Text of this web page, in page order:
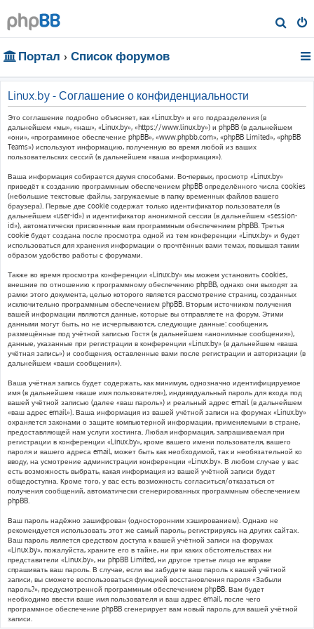
о
Портал Список форумов
Linux.by - Соглашение о конфиденциальности
Это соглашение подробно объясняет, как «Linux.by» и его подразделения (в
дальнейшем «мы», «наш», «Linux.by», «https://www.linux.by») и phpBB (в дальнейшем
«они», «программное обеспечение phpBB», «www.phpbb.com», «phpBB Limited», «phpBB
Teams») используют информацию, полученную во время любой из ваших
пользовательских сессий (в дальнейшем «ваша информация»).
Ваша информация собирается двумя способами. Во-первых, просмотр «Linux.by»
приведёт к созданию программным обеспечением phpBB определённого числа cookies
(небольшие текстовые файлы, загружаемые в папку временных файлов вашего
браузера). Первые две cookie содержат только идентификатор пользователя (в
дальнейшем «user-id») и идентификатор анонимной сессии (в дальнейшем «session-
id»), автоматически присвоенные вам программным обеспечением phpBB. Третья
cookie будет создана после просмотра одной из тем конференции «Linux.by» и будет
использоваться для хранения информации о прочтённых вами темах, повышая таким
образом удобство работы с форумами.
Также во время просмотра конференции «Linux.by» мы можем установить cookies,
внешние по отношению к программному обеспечению phpBB, однако они выходят за
рамки этого документа, целью которого является рассмотрение страниц, созданных
исключительно программным обеспечением phpBB. Вторым источником получения
вашей информации являются данные, которые вы отправляете на форум. Этими
данными могут быть, но не исчерпываются, следующие данные: сообщения,
размещённые под учётной записью Гостя (в дальнейшем «анонимные сообщения»),
данные, указанные при регистрации в конференции «Linux.by» (в дальнейшем «ваша
учётная запись») и сообщения, оставленные вами после регистрации и авторизации (в
дальнейшем «ваши сообщения»).
Ваша учётная запись будет содержать, как минимум, однозначно идентифицируемое
имя (в дальнейшем «ваше имя пользователя»), индивидуальный пароль для входа под
вашей учётной записью (далее «ваш пароль») и реальный адрес email (в дальнейшем
«ваш адрес email»). Ваша информация из вашей учётной записи на форумах «Linux.by»
охраняется законами о защите компьютерной информации, применяемыми в стране,
предоставляющей нам услуги хостинга. Любая информация, запрашиваемая при
регистрации в конференции «Linux.by», кроме вашего имени пользователя, вашего
пароля и вашего адреса email, может быть как необходимой, так и необязательной ко
вводу, на усмотрение администрации конференции «Linux.by». В любом случае у вас
есть возможность выбрать, какая информация из вашей учётной записи будет
общедоступна. Кроме того, у вас есть возможность согласиться/отказаться от
получения сообщений, автоматически сгенерированных программным обеспечением
phpBB.
Ваш пароль надёжно зашифрован (односторонним хэшированием). Однако не
рекомендуется использовать этот же самый пароль, регистрируясь на других сайтах.
Ваш пароль является средством доступа к вашей учётной записи на форумах
«Linux.by», пожалуйста, храните его в тайне, ни при каких обстоятельствах ни
представители «Linux.by», ни phpBB Limited, ни другое третье лицо не вправе
спрашивать ваш пароль. В случае, если вы забудете ваш пароль к вашей учётной
записи, вы сможете воспользоваться функцией восстановления пароля «Забыли
пароль?», предусмотренной программным обеспечением phpBB. Вам будет
необходимо ввести ваше имя пользователя и ваш адрес email, после чего
программное обеспечение phpBB сгенерирует вам новый пароль для вашей учётной
записи.